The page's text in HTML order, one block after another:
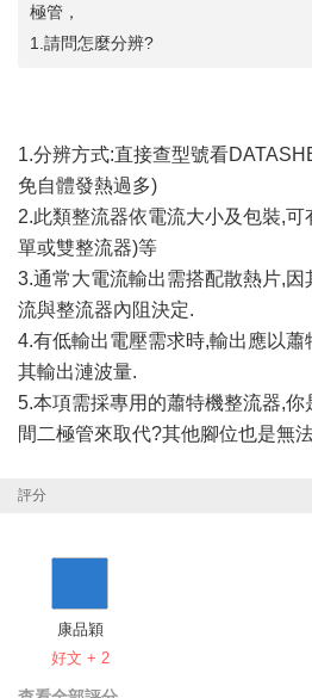
極管，
1.請問怎麼分辨?
1.分辨方式:直接查型號看
免自體發熱過多)
2.此類整流器依電流大小及包裝,
單或雙整流器)等
3.通常大電流輸出需搭配散熱片,
流與整流器內阻決定.
4.有低輸出電壓需求時,輸出應以
其輸出漣波量.
5.本項需採專用的蕭特機整流器,
間二極管來取代?其他腳位也是無
評分
康品穎
好文 + 2